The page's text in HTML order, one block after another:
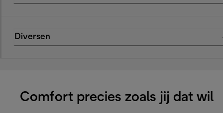
Diversen
Comfort precies zoals jij dat wil